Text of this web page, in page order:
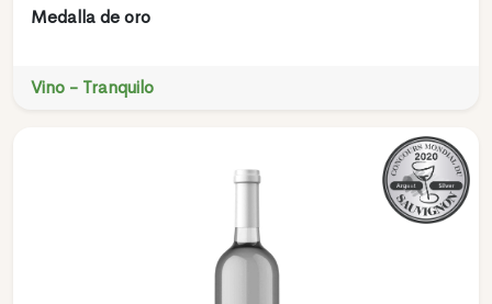
Medalla de oro
Vino - Tranquilo